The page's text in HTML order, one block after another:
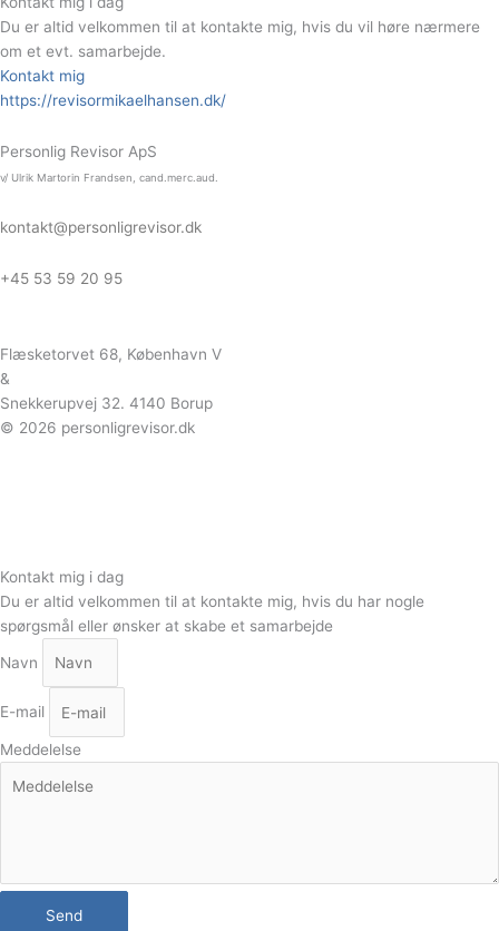
Du er altid velkommen til at kontakte mig, hvis du vil høre nærmere
om et evt. samarbejde.
Kontakt mig
https://revisormikaelhansen.dk/
Personlig Revisor ApS
v/ Ulrik Martorin Frandsen, cand.merc.aud.
kontakt@personligrevisor.dk
+45 53 59 20 95
Flæsketorvet 68, København V
&
Snekkerupvej 32. 4140 Borup
© 2026 personligrevisor.dk
Kontakt mig i dag
Du er altid velkommen til at kontakte mig, hvis du har nogle
spørgsmål eller ønsker at skabe et samarbejde
Navn
E-mail
Meddelelse
Send